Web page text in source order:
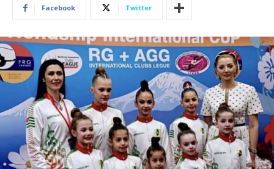
Facebook Twitter